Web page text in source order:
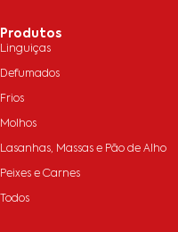
Produtos
Linguiças
Defumados
Frios
Molhos
Lasanhas, Massas e Pão de Alho
Peixes e Carnes
Todos